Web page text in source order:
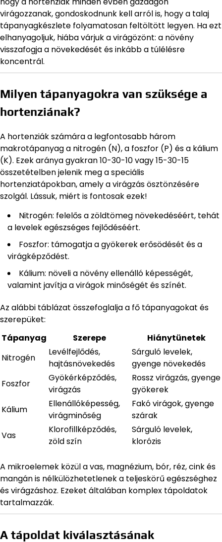
virágozzanak, gondoskodnunk kell arról is, hogy a talaj
tápanyagkészlete folyamatosan feltöltött legyen. Ha ezt
elhanyagoljuk, hiába várjuk a virágözönt: a növény
visszafogja a növekedését és inkább a túlélésre
koncentrál.
Milyen tápanyagokra van szüksége a
hortenziának?
A hortenziák számára a legfontosabb három
makrotápanyag a nitrogén (N), a foszfor (P) és a kálium
(K). Ezek aránya gyakran 10-30-10 vagy 15-30-15
összetételben jelenik meg a speciális
hortenziatápokban, amely a virágzás ösztönzésére
szolgál. Lássuk, miért is fontosak ezek!
Nitrogén: felelős a zöldtömeg növekedéséért, tehát
a levelek egészséges fejlődéséért.
Foszfor: támogatja a gyökerek erősödését és a
virágképződést.
Kálium: növeli a növény ellenálló képességét,
valamint javítja a virágok minőségét és színét.
Az alábbi táblázat összefoglalja a fő tápanyagokat és
szerepüket:
Tápanyag
Szerepe
Hiánytünetek
Nitrogén
Levélfejlődés,
hajtásnövekedés
Sárguló levelek,
gyenge növekedés
Foszfor
Gyökérképződés,
virágzás
Rossz virágzás, gyenge
gyökerek
Kálium
Ellenállóképesség,
virágminőség
Fakó virágok, gyenge
szárak
Vas
Klorofillképződés,
zöld szín
Sárguló levelek,
klorózis
A mikroelemek közül a vas, magnézium, bór, réz, cink és
mangán is nélkülözhetetlenek a teljeskörű egészséghez
és virágzáshoz. Ezeket általában komplex tápoldatok
tartalmazzák.
A tápoldat kiválasztásának